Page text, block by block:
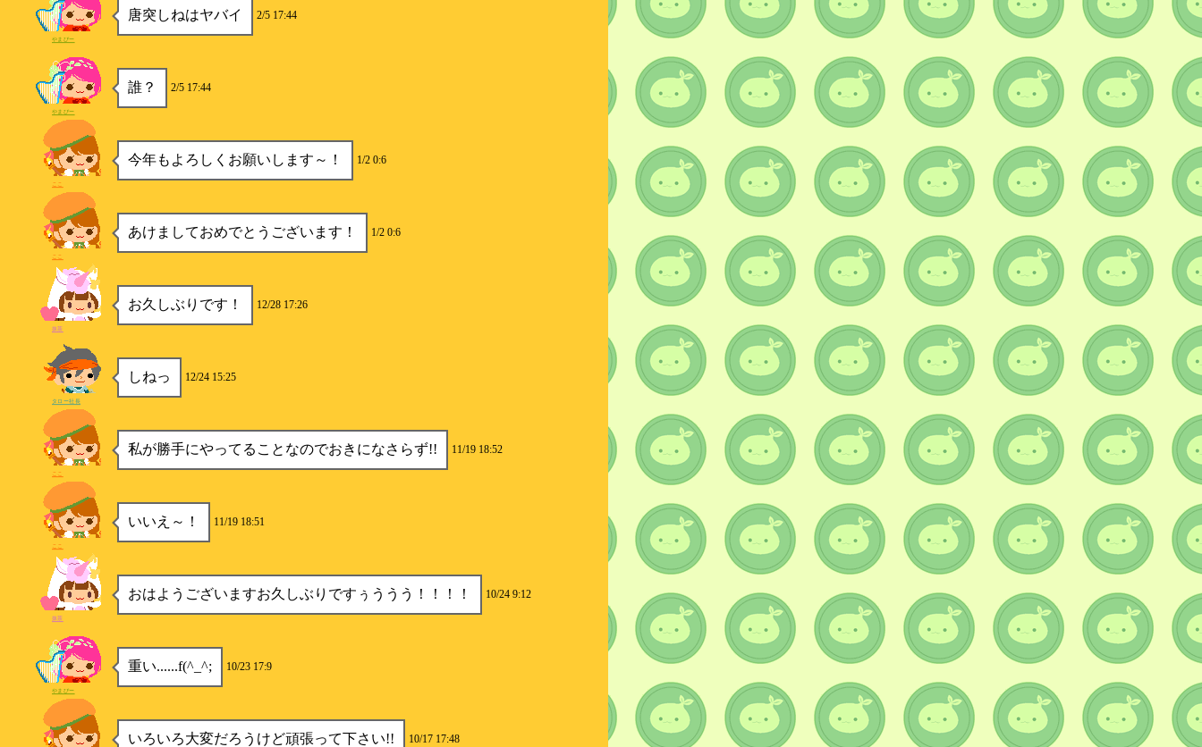
唐突しねはヤバイ 2/5 17:44
やまぴー
誰？ 2/5 17:44
やまぴー
今年もよろしくお願いします～！ 1/2 0:6
ここ
あけましておめでとうございます！ 1/2 0:6
ここ
お久しぶりです！ 12/28 17:26
抹茶
しねっ 12/24 15:25
タロー社長
私が勝手にやってることなのでおきになさらず!! 11/19 18:52
ここ
いいえ～！ 11/19 18:51
ここ
おはようございますお久しぶりですぅううう！！！！ 10/24 9:12
抹茶
重い......f(^_^; 10/23 17:9
やまぴー
いろいろ大変だろうけど頑張って下さい!! 10/17 17:48